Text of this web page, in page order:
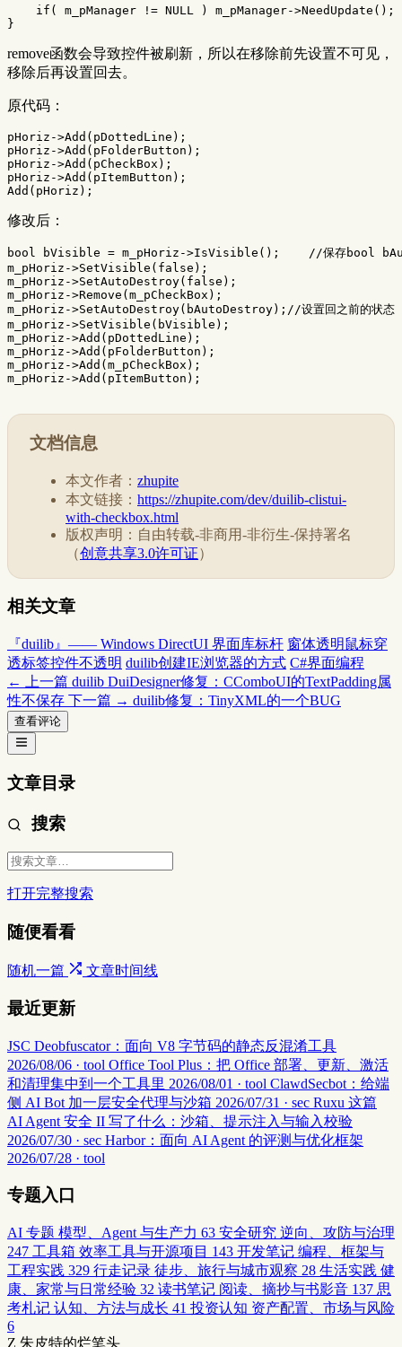
if ( m_pManager != NULL ) m_pManager->NeedUpdate ();
}
remove函数会导致控件被刷新，所以在移除前先设置不可见，
移除后再设置回去。
原代码：
pHoriz ->Add ( pDottedLine );
pHoriz ->Add ( pFolderButton );
pHoriz ->Add ( pCheckBox );
pHoriz ->Add ( pItemButton );
Add ( pHoriz );
修改后：
bool bVisible = m_pHoriz ->IsVisible ();
//保存bool
m_pHoriz ->SetVisible ( false );
m_pHoriz ->SetAutoDestroy( false );
m_pHoriz ->Remove ( m_pCheckBox );
m_pHoriz ->SetAutoDestroy( bAutoDestroy); //设置回之前的状态
m_pHoriz ->SetVisible ( bVisible );
m_pHoriz ->Add ( pDottedLine );
m_pHoriz ->Add ( pFolderButton );
m_pHoriz ->Add ( m_pCheckBox );
m_pHoriz ->Add ( pItemButton );
文档信息
本文作者： zhupite
本文链接： https://zhupite.com/dev/duilib-clistui-
with-checkbox.html
版权声明：自由转载-非商用-非衍生-保持署名
（创意共享3.0许可证）
相关文章
『duilib』—— Windows DirectUI 界面库标杆 窗体透明鼠标穿
透标签控件不透明 duilib创建IE浏览器的方式 C#界面编程
← 上一篇 duilib DuiDesigner修复：CComboUI的TextPadding属
性不保存 下一篇 → duilib修复：TinyXML的一个BUG
查看评论
文章目录
搜索
打开完整搜索
随便看看
随机一篇 文章时间线
最近更新
JSC Deobfuscator：面向 V8 字节码的静态反混淆工具
2026/08/06 · tool Office Tool Plus：把 Office 部署、更新、激活
和清理集中到一个工具里 2026/08/01 · tool ClawdSecbot：给端
侧 AI Bot 加一层安全代理与沙箱 2026/07/31 · sec Ruxu 这篇
AI Agent 安全 II 写了什么：沙箱、提示注入与输入校验
2026/07/30 · sec Harbor：面向 AI Agent 的评测与优化框架
2026/07/28 · tool
专题入口
AI 专题 模型、Agent 与生产力 63 安全研究 逆向、攻防与治理
247 工具箱 效率工具与开源项目 143 开发笔记 编程、框架与
工程实践 329 行走记录 徒步、旅行与城市观察 28 生活实践 健
康、家常与日常经验 32 读书笔记 阅读、摘抄与书影音 137 思
考札记 认知、方法与成长 41 投资认知 资产配置、市场与风险
6
Z 朱皮特的烂笔头